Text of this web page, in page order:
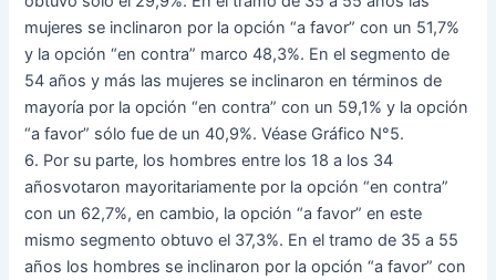
mujeres se inclinaron por la opción “a favor” con un 51,7%
y la opción “en contra” marco 48,3%. En el segmento de
54 años y más las mujeres se inclinaron en términos de
mayoría por la opción “en contra” con un 59,1% y la opción
“a favor” sólo fue de un 40,9%. Véase Gráfico N°5.
6. Por su parte, los hombres entre los 18 a los 34
añosvotaron mayoritariamente por la opción “en contra”
con un 62,7%, en cambio, la opción “a favor” en este
mismo segmento obtuvo el 37,3%. En el tramo de 35 a 55
años los hombres se inclinaron por la opción “a favor” con